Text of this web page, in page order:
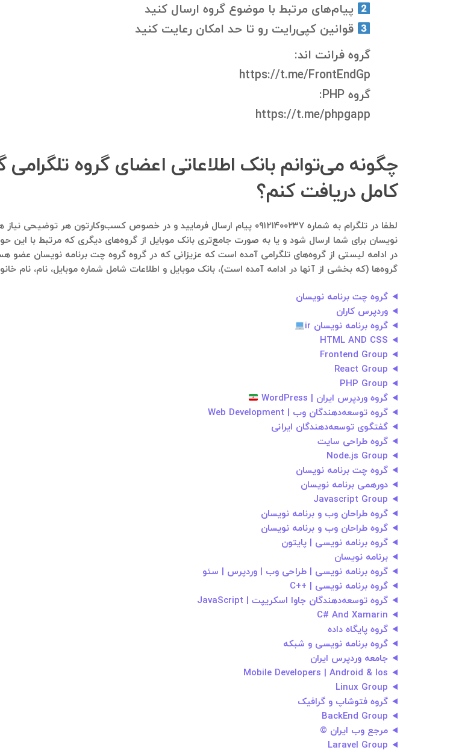
پیام‌های مرتبط با موضوع گروه ارسال کنید
قوانین کپی‌رایت رو تا حد امکان رعایت کنید
گروه فرانت اند:
https://t.me/FrontEndGp
گروه PHP:
https://t.me/phpgapp
چگونه می‌توانم بانک اطلاعاتی اعضای گروه
کامل دریافت کنم؟
لطفا در تلگرام به شماره ۰۹۱۲۱۴۰۰۲۳۷ پیام ارسال فرمایید و در خصوص
نویسان برای شما ارسال شود و یا به صورت جامع‌تری بانک موبایل از گروه‌های دیگری که مرتبط با این
در ادامه لیستی از گروه‌های تلگرامی آمده است که عزیزانی که در گروه گروه چت برنامه نویسان عضو
گروه‌ها (که بخشی از آنها در ادامه آمده است)، بانک موبایل و اطلاعات شامل شماره موبایل، نام، نام
گروه چت برنامه نویسان
وردپرس کاران
گروه برنامه نویسان ir
HTML AND CSS
Frontend Group
React Group
PHP Group
گروه وردپرس ایران | WordPress
گروه توسعه‌دهندگان وب | Web Development
گفتگوی توسعه‌دهندگان ایرانی
گروه طراحی سایت
Node.js Group
گروه چت برنامه نویسان
دورهمی برنامه نویسان
Javascript Group
گروه طراحان وب و برنامه نویسان
گروه طراحان وب و برنامه نویسان
گروه برنامه نویسی | پایتون
برنامه نویسان
گروه برنامه نویسی | طراحی وب | وردپرس | سئو
گروه برنامه نویسی | ++C
گروه توسعه‌دهندگان جاوا اسکریپت | JavaScript
C# And Xamarin
گروه پایگاه داده
گروه برنامه نویسی و شبکه
جامعه وردپرس ایران
Mobile Developers | Android & Ios
Linux Group
گروه فتوشاپ و گرافیک
BackEnd Group
مرجع وب ایران ©
Laravel Group